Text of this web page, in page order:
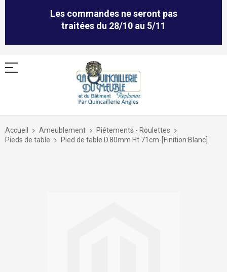
Les commandes ne seront pas
traitées du 28/10 au 5/11
Allez
contenu
Accueil Ameublement
Piétements - Roulettes
Pieds de table
Pied de table D.80mm Ht 71cm-[Finition:Blanc]